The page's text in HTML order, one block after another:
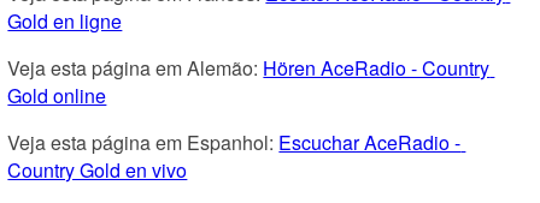
Gold en ligne
Veja esta página em Alemão: Hören AceRadio - Country
Gold online
Veja esta página em Espanhol: Escuchar AceRadio -
Country Gold en vivo